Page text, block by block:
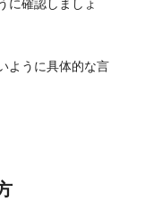
に確認しましょ
ように具体的な言